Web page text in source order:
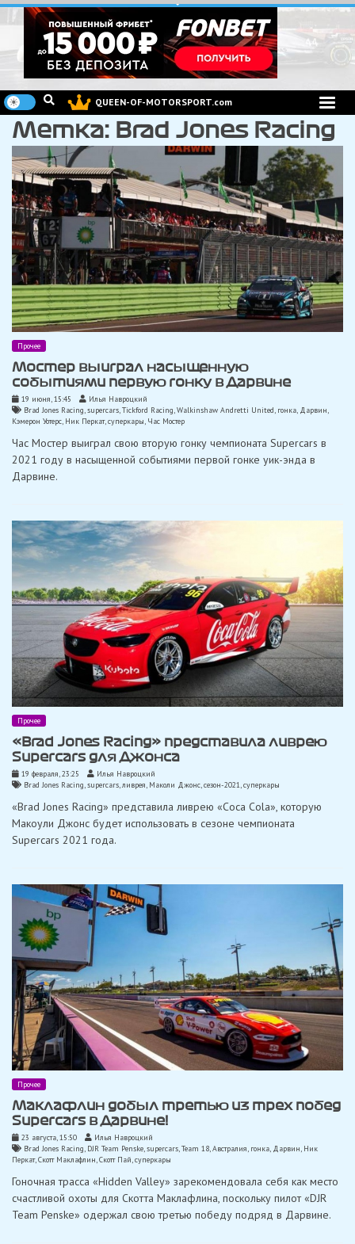
Перейти
к
содержимому
QUEEN-OF-MOTORSPORT.com
Метка: Brad Jones Racing
Прочее
Мостер выиграл насыщенную
событиями первую гонку в Дарвине
19 июня, 15:45
Илья Навроцкий
Brad Jones Racing,supercars,Tickford Racing,Walkinshaw Andretti United, гонка, Дарвин
Кэмерон Уотерс, Ник Перкат,суперкары, Час Мостер
Час Мостер выиграл свою вторую гонку чемпионата Supercars в
2021 году в насыщенной событиями первой гонке уик-энда в
Дарвине.
Прочее
«Brad Jones Racing» представила ливрею
Supercars для Джонса
19 февраля, 23:25
Илья Навроцкий
Brad Jones Racing,supercars,ливрея, Маколи Джонс,сезон-2021,суперкары
«Brad Jones Racing» представила ливрею «Coca Cola», которую
Макоули Джонс будет использовать в сезоне чемпионата
Supercars 2021 года.
Прочее
Маклафлин добыл третью из трех побед
Supercars в Дарвине!
23 августа, 15:50
Илья Навроцкий
Brad Jones Racing, DJR Team Penske,supercars,Team 18,Австралия, гонка, Дарвин, Ник
Перкат,Скотт Маклафлин,Скотт Пай,суперкары
Гоночная трасса «Hidden Valley» зарекомендовала себя как место
счастливой охоты для Скотта Маклафлина, поскольку пилот «DJR
Team Penske» ​​одержал свою третью победу подряд в Дарвине.